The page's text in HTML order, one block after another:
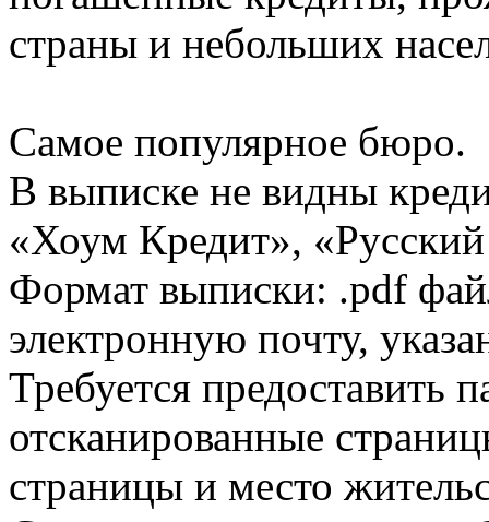
страны и небольших
Самое популярное бюро.
В выписке не видны
«Хоум Кредит»,
Формат выписки: .pdf
электронную почту,
Требуется предоставить
отсканированные
страницы и место